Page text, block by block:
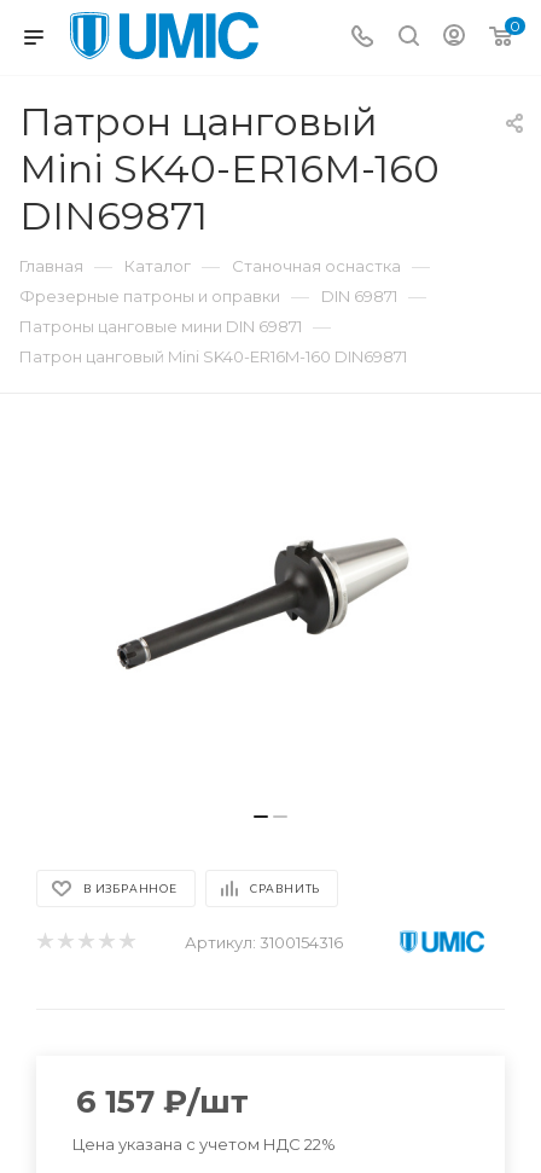
0
Патрон цанговый
Mini SK40-ER16M-160
DIN69871
Главная — Каталог — Станочная оснастка —
Фрезерные патроны и оправки — DIN 69871 —
Патроны цанговые мини DIN 69871 —
Патрон цанговый Mini SK40-ER16M-160 DIN69871
В ИЗБРАННОЕ СРАВНИТЬ
Артикул: 3100154316
6 157 ₽/шт
Цена указана с учетом НДС 22%